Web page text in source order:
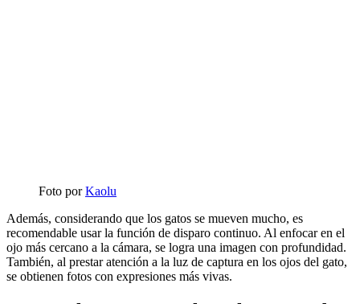
Foto porKaolu
Además, considerando que los gatos se mueven mucho, es
recomendable usar la función de disparo continuo. Al enfocar en el
ojo más cercano a la cámara, se logra una imagen con profundidad.
También, al prestar atención a la luz de captura en los ojos del gato,
se obtienen fotos con expresiones más vivas.